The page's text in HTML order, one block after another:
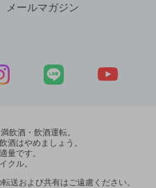
メールマガジン
飲酒・飲酒運転。
酒はやめましょう。
量です。
クル。
送および共有はご遠慮ください。